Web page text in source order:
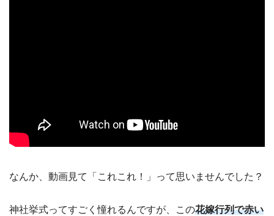
なんか、動画見て「これこれ！」って思いませんでした？
神社挙式ってすごく憧れるんですが、この花嫁行列で赤い